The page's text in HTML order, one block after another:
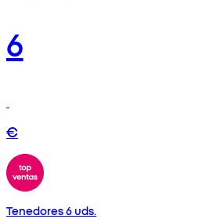
6
€
Tenedores 6 uds.